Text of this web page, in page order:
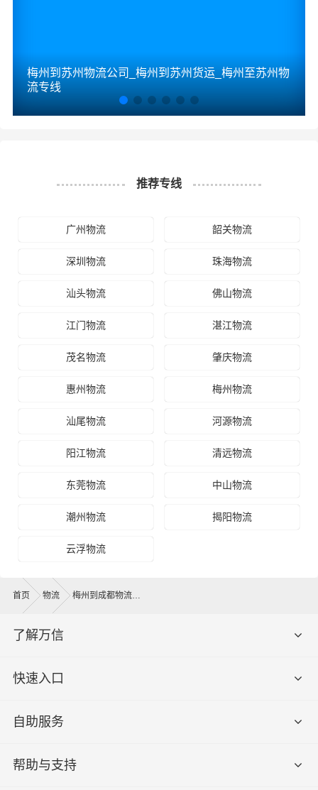
梅州到苏州物流公司_梅州到苏州货运_梅州至苏州物
流专线
推荐专线
广州物流 韶关物流
深圳物流 珠海物流
汕头物流 佛山物流
江门物流 湛江物流
茂名物流 肇庆物流
惠州物流 梅州物流
汕尾物流 河源物流
阳江物流 清远物流
东莞物流 中山物流
潮州物流 揭阳物流
云浮物流
首页 物流 梅州到成都物流公司
了解万信
快速入口
自助服务
帮助与支持